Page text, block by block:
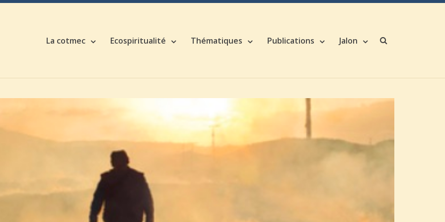
La cotmec Ecospiritualité Thématiques Publications Jalon